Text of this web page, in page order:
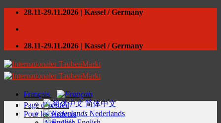
Skip
content
28.11-29.11.2026 | Kassel / Germany
28.11-29.11.2026 | Kassel / Germany
Français
简体中文
Nederlands
Page d’accueil
Pour les visiteurs